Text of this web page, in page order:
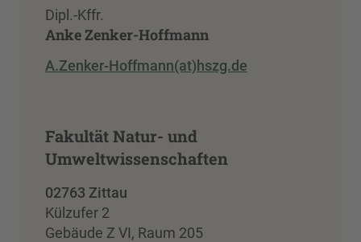
Dipl.-Kffr.
Anke Zenker-Hoffmann
A.Zenker-Hoffmann(at)hszg.de
Fakultät Natur- und
Umweltwissenschaften
02763 Zittau
Külzufer 2
Gebäude Z VI, Raum 205